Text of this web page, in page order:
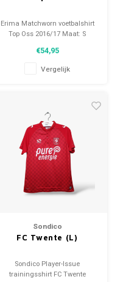
Erima Matchworn voetbalshirt
Top Oss 2016/17 Maat: S
(gebruikt)
€54,95
Vergelijk
Sondico
FC Twente (L)
Sondico Player-Issue
trainingsshirt FC Twente